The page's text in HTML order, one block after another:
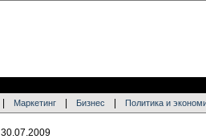
Маркетинг Бизнес Политика и
30.07.2009